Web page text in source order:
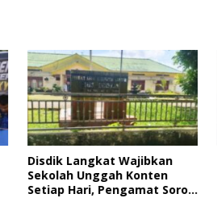
Disdik Langkat Wajibkan
Sekolah Unggah Konten
Setiap Hari, Pengamat Soroti